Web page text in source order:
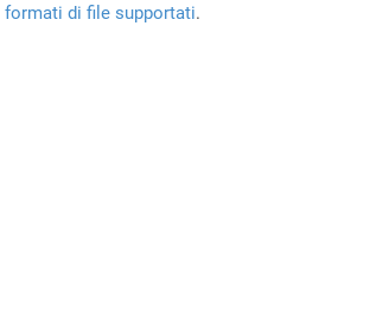
formati di file supportati.